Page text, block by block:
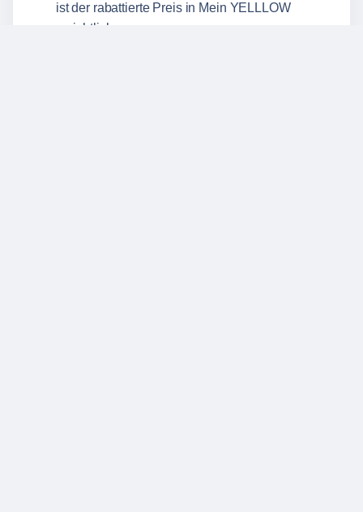
ist der rabattierte Preis in Mein YELLLOW
ersichtlich.